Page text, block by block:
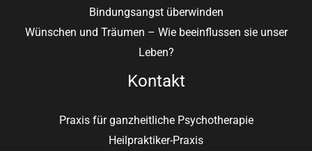
Bindungsangst überwinden
Wünschen und Träumen – Wie beeinflussen sie unser
Leben?
Kontakt
Praxis für ganzheitliche Psychotherapie
Heilpraktiker-Praxis